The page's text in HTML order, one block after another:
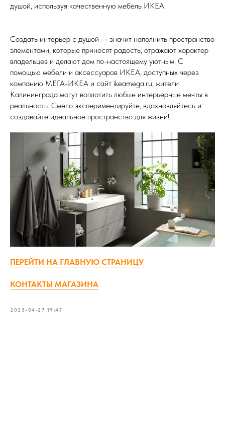
душой, используя качественную мебель ИКЕА.
Создать интерьер с душой — значит наполнить пространство
элементами, которые приносят радость, отражают характер
владельцев и делают дом по-настоящему уютным. С
помощью мебели и аксессуаров ИКЕА, доступных через
компанию МЕГА-ИКЕА и сайт ikeamega.ru, жители
Калининграда могут воплотить любые интерьерные мечты в
реальность. Смело экспериментируйте, вдохновляйтесь и
создавайте идеальное пространство для жизни!
ПЕРЕЙТИ НА ГЛАВНУЮ СТРАНИЦУ
КОНТАКТЫ МАГАЗИНА
2025-04-27 19:47